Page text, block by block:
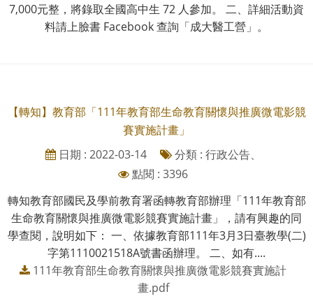
7,000元整，將錄取全國高中生 72 人參加。 二、詳細活動資
料請上臉書 Facebook 查詢「成大醫工營」。
【轉知】教育部「111年教育部生命教育關懷與推廣微電影競
賽實施計畫」
日期 : 2022-03-14
分類 : 行政公告、
點閱 : 3396
轉知教育部國民及學前教育署函轉教育部辦理「111年教育部
生命教育關懷與推廣微電影競賽實施計畫」，請有興趣的同
學查閱，說明如下： 一、依據教育部111年3月3日臺教學(二)
字第1110021518A號書函辦理。 二、如有....
111年教育部生命教育關懷與推廣微電影競賽實施計
畫.pdf